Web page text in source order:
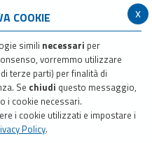
x
COOKIE
simili necessari per
vorremmo utilizzare
terze parti) per finalità di
Se chiudi questo messaggio,
i cookie necessari.
i cookie utilizzati e impostare i
Policy.